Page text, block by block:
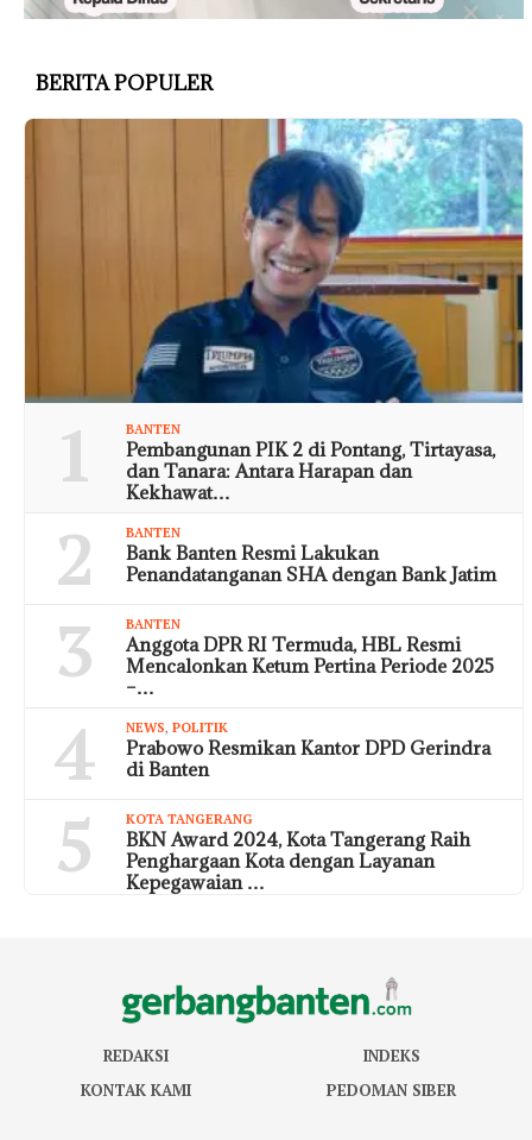
BERITA POPULER
1 BANTEN
Pembangunan PIK 2 di Pontang, Tirtayasa,
dan Tanara: Antara Harapan dan
Kekhawat…
2 BANTEN
Bank Banten Resmi Lakukan
Penandatanganan SHA dengan Bank Jatim
3 BANTEN
Anggota DPR RI Termuda, HBL Resmi
Mencalonkan Ketum Pertina Periode 2025
–…
4 NEWS, POLITIK
Prabowo Resmikan Kantor DPD Gerindra
di Banten
5 KOTA TANGERANG
BKN Award 2024, Kota Tangerang Raih
Penghargaan Kota dengan Layanan
Kepegawaian …
REDAKSI
INDEKS
KONTAK KAMI
PEDOMAN SIBER